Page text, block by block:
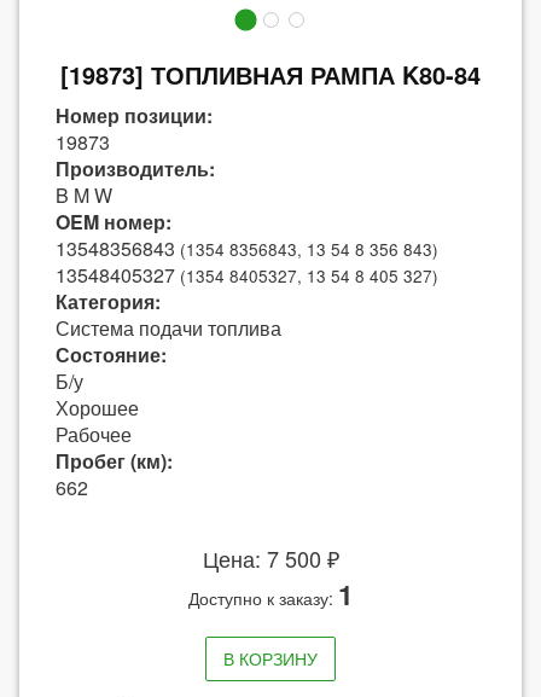
[19873] ТОПЛИВНАЯ РАМПА K80-84
Номер позиции:
19873
Производитель:
B M W
OEM номер:
13548356843 (1354 8356843, 13 54 8 356 843)
13548405327 (1354 8405327, 13 54 8 405 327)
Категория:
Система подачи топлива
Состояние:
Б/у
Хорошее
Рабочее
Пробег (км):
662
Цена: 7 500 ₽
Доступно к заказу: 1
В КОРЗИНУ